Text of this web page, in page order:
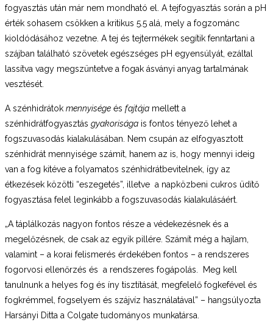
fogyasztás után már nem mondható el. A tejfogyasztás során a pH
érték sohasem csökken a kritikus 5.5 alá, mely a fogzománc
kioldódásához vezetne. A tej és tejtermékek segítik fenntartani a
szájban található szövetek egészséges pH egyensúlyát, ezáltal
lassítva vagy megszüntetve a fogak ásványi anyag tartalmának
vesztését.
A szénhidrátok mennyisége és fajtája mellett a
szénhidrátfogyasztás gyakorisága is fontos tényező lehet a
fogszuvasodás kialakulásában. Nem csupán az elfogyasztott
szénhidrát mennyisége számít, hanem az is, hogy mennyi ideig
van a fog kitéve a folyamatos szénhidrátbevitelnek, így az
étkezések közötti “eszegetés”, illetve a napközbeni cukros üdítő
fogyasztása felel leginkább a fogszuvasodás kialakulásáért.
„A táplálkozás nagyon fontos része a védekezésnek és a
megelőzésnek, de csak az egyik pillére. Számít még a hajlam,
valamint – a korai felismerés érdekében fontos – a rendszeres
fogorvosi ellenőrzés és a rendszeres fogápolás. Meg kell
tanulnunk a helyes fog és íny tisztítását, megfelelő fogkefével és
fogkrémmel, fogselyem és szájvíz használatával” – hangsúlyozta
Harsányi Ditta a Colgate tudományos munkatársa.